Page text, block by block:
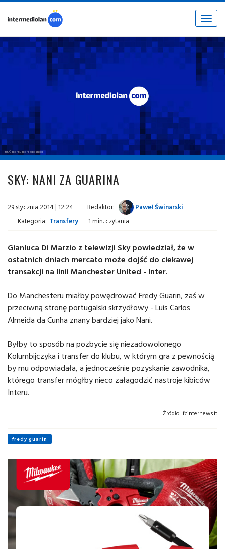
Toggle
fot. © inter.it / intermediolan.com
SKY: NANI ZA GUARINA
29 stycznia 2014 | 12:24 Redaktor:
Paweł Świnarski
Kategoria: Transfery 1 min. czytania
Gianluca Di Marzio z telewizji Sky powiedział, że w
ostatnich dniach mercato może dojść do ciekawej
transakcji na linii Manchester United - Inter.
Do Manchesteru miałby powędrować Fredy Guarin, zaś w
przeciwną stronę portugalski skrzydłowy - Luís Carlos
Almeida da Cunha znany bardziej jako Nani.
Byłby to sposób na pozbycie się niezadowolonego
Kolumbijczyka i transfer do klubu, w którym gra z pewnością
by mu odpowiadała, a jednocześnie pozyskanie zawodnika,
którego transfer mógłby nieco załagodzić nastroje kibiców
Interu.
Źródło: fcinternews.it
fredy guarin